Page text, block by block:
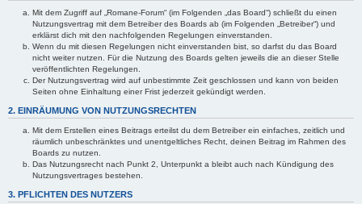
Mit dem Zugriff auf „Romane-Forum“ (im Folgenden „das Board“) schließt du einen
Nutzungsvertrag mit dem Betreiber des Boards ab (im Folgenden „Betreiber“) und
erklärst dich mit den nachfolgenden Regelungen einverstanden.
Wenn du mit diesen Regelungen nicht einverstanden bist, so darfst du das Board
nicht weiter nutzen. Für die Nutzung des Boards gelten jeweils die an dieser Stelle
veröffentlichten Regelungen.
Der Nutzungsvertrag wird auf unbestimmte Zeit geschlossen und kann von beiden
Seiten ohne Einhaltung einer Frist jederzeit gekündigt werden.
2. EINRÄUMUNG VON NUTZUNGSRECHTEN
Mit dem Erstellen eines Beitrags erteilst du dem Betreiber ein einfaches, zeitlich und
räumlich unbeschränktes und unentgeltliches Recht, deinen Beitrag im Rahmen des
Boards zu nutzen.
Das Nutzungsrecht nach Punkt 2, Unterpunkt a bleibt auch nach Kündigung des
Nutzungsvertrages bestehen.
3. PFLICHTEN DES NUTZERS